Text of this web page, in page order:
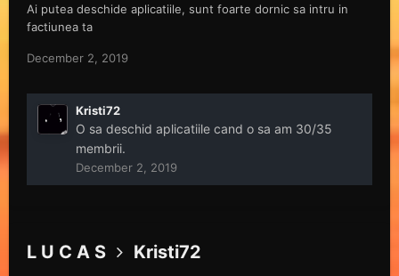
Ai putea deschide aplicatiile, sunt foarte dornic sa intru in
factiunea ta
December 2, 2019
Kristi72
O sa deschid aplicatiile cand o sa am 30/35
membrii.
December 2, 2019
L U C A S Kristi72